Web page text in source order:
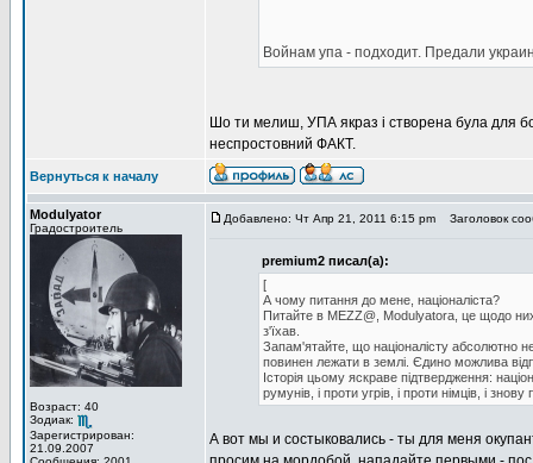
Войнам упа - подходит. Предали
Шо ти мелиш, УПА якраз і створена була для
неспростовний ФАКТ.
Вернуться к началу
Modulyator
Градостроитель
Возраст: 40
Зодиак:
Зарегистрирован:
21.09.2007
Добавлено: Чт Апр 21, 2011 6:15 pm Заголовок
premium2 писал(а):
[
А чому питання до мене, націоналіста?
Питайте в MEZZ@, Modulyatorа, це щодо них
з'їхав.
Запам'ятайте, що націоналісту абсолютно
повинен лежати в землі. Єдино можлива
Історія цьому яскраве підтвердження:
румунів, і проти угрів, і проти німців, і
А вот мы и состыковались - ты для меня